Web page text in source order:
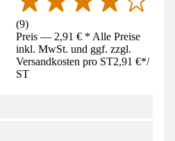
(9)
Preis — 2,91 € * Alle Preise
inkl. MwSt. und ggf. zzgl.
Versandkosten pro ST2,91 €*/
ST